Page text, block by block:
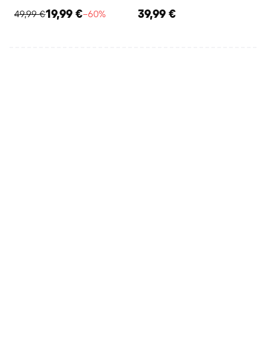
49,99 €19,99 €−60% 39,99 €